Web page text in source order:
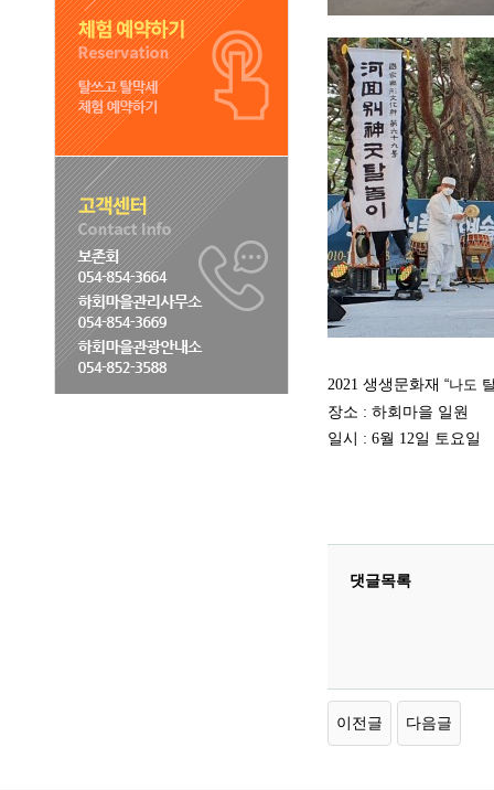
2021 생생문화재 “나도
장소 : 하회마을 일원
일시 : 6월 12일 토요일
댓글목록
이전글 다음글